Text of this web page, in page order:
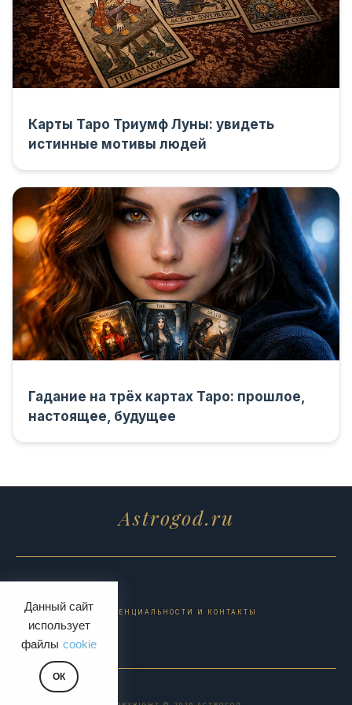
Данный сайт
использует
файлы cookie
ОК
Карты Таро Триумф Луны: увидеть
истинные мотивы людей
Гадание на трёх картах Таро: прошлое,
настоящее, будущее
Astrogod.ru
ПОЛИТИКА КОНФИДЕНЦИАЛЬНОСТИ И КОНТАКТЫ